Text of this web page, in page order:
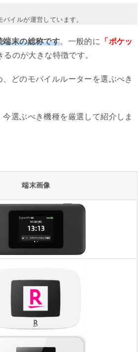
イルが運営しています。
端末の総称です。一般的に
「ポケッ
のが大きな特徴です。
どのモバイルルーターを選ぶべき
選ぶべき機種を厳選して紹介しま
端末画像